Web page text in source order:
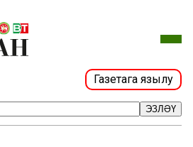
Газетага язылу
ЭЗЛӘҮ